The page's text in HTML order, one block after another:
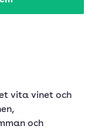
vita vinet och
och